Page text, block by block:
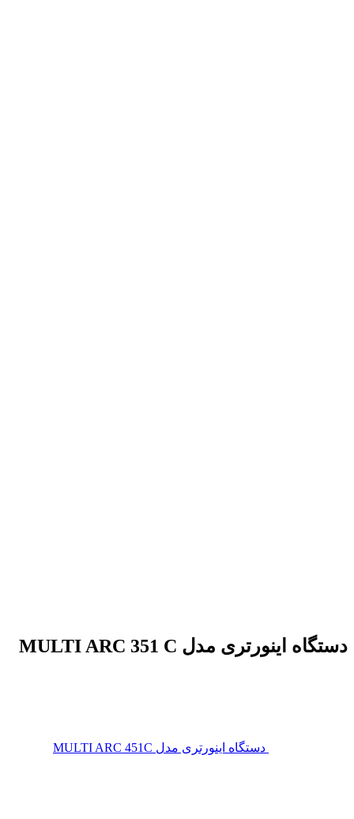
دستگاه اینورتری مدل MULTI ARC 351 C
دستگاه اینورتری مدل MULTI ARC 451C